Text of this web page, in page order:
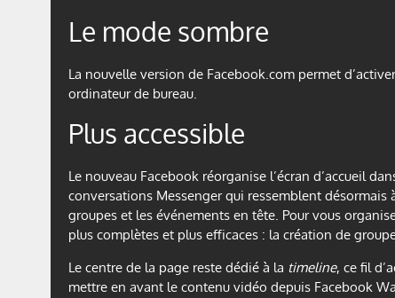
Le mode sombre
La nouvelle version de Facebook.com permet
ordinateur de bureau.
Plus accessible
Le nouveau Facebook réorganise l’écran d’accueil
conversations Messenger qui ressemblent désormais
groupes et les événements en tête. Pour vous
plus complètes et plus efficaces : la création de
Le centre de la page reste dédié à la timeline, ce fil
mettre en avant le contenu vidéo depuis Facebook